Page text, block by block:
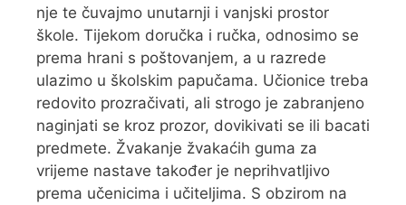
nje te čuvajmo unutarnji i vanjski prostor
škole. Tijekom doručka i ručka, odnosimo se
prema hrani s poštovanjem, a u razrede
ulazimo u školskim papučama. Učionice treba
redovito prozračivati, ali strogo je zabranjeno
naginjati se kroz prozor, dovikivati se ili bacati
predmete. Žvakanje žvakaćih guma za
vrijeme nastave također je neprihvatljivo
prema učenicima i učiteljima. S obzirom na